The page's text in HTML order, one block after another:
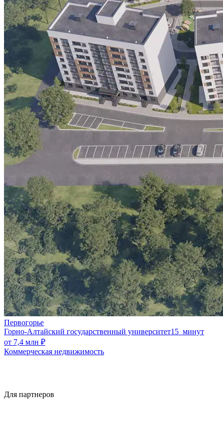
Первогорье
Горно-Алтайский государственный университет15 минут
от 7,4 млн ₽
Коммерческая недвижимость
Для партнеров